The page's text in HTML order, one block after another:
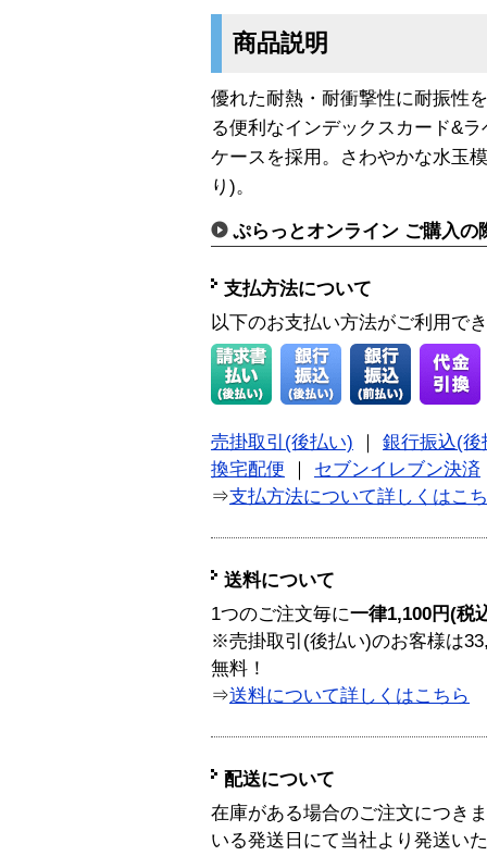
商品説明
優れた耐熱・耐衝撃性に耐振性
る便利なインデックスカード&
ケースを採用。さわやかな水玉
り)。
ぷらっとオンライン ご購入の
支払方法について
以下のお支払い方法がご利用で
売掛取引(後払い)
銀行振込(後
換宅配便
セブンイレブン決済
⇒支払方法について詳しくはこ
送料について
1つのご注文毎に一律1,100円(税
※売掛取引(後払い)のお客様は
無料！
⇒送料について詳しくはこちら
配送について
在庫がある場合のご注文につき
いる発送日にて当社より発送い